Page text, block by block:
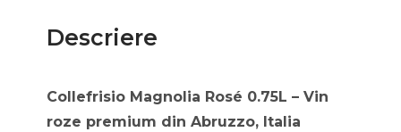
Descriere
Collefrisio Magnolia Rosé 0.75L – Vin
roze premium din Abruzzo, Italia